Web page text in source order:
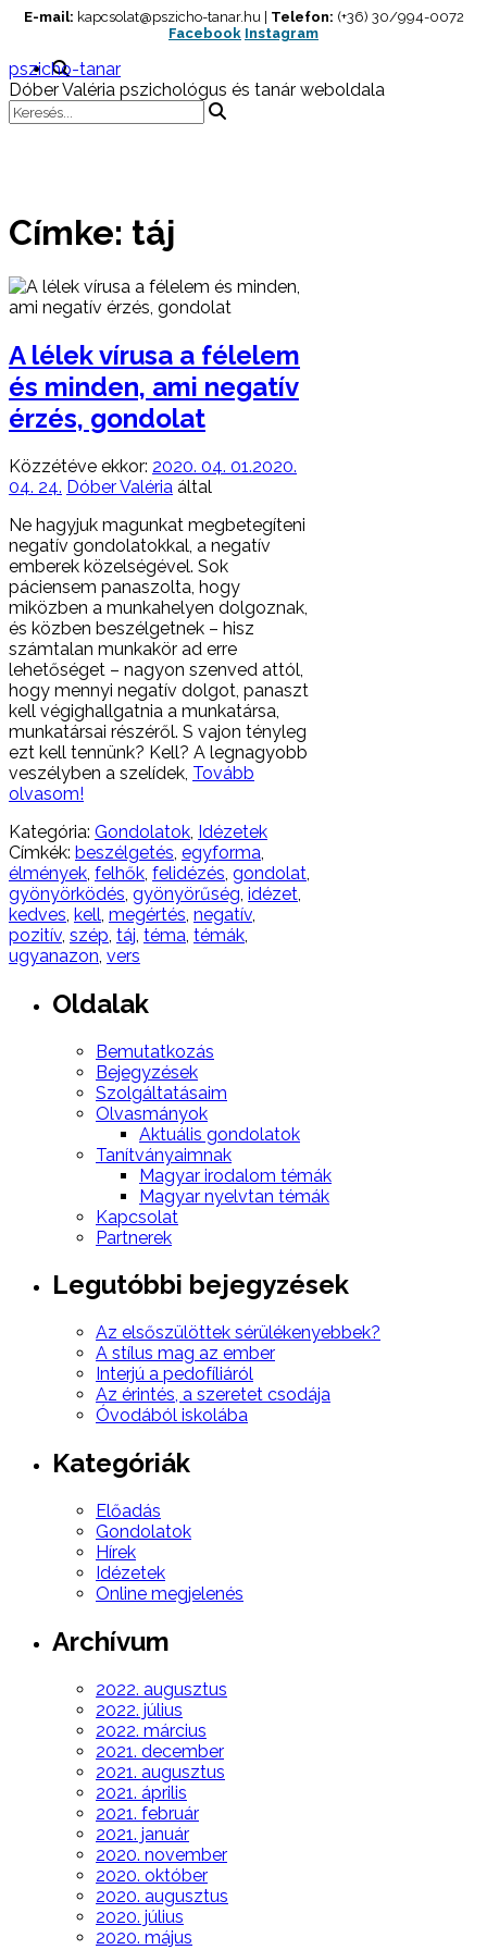
Skip
content
E-mail: kapcsolat@pszicho-tanar.hu | Telefon: (+36) 30/994-0072
Facebook Instagram
pszicho-tanar
Dóber Valéria pszichológus és tanár weboldala
Címke: táj
A lélek vírusa a félelem
és minden, ami negatív
érzés, gondolat
Közzétéve ekkor: 2020. 04. 01.2020.
04. 24. Dóber Valéria által
Ne hagyjuk magunkat megbetegíteni
negatív gondolatokkal, a negatív
emberek közelségével. Sok
páciensem panaszolta, hogy
miközben a munkahelyen dolgoznak,
és közben beszélgetnek – hisz
számtalan munkakör ad erre
lehetőséget – nagyon szenved attól,
hogy mennyi negatív dolgot, panaszt
kell végighallgatnia a munkatársa,
munkatársai részéről. S vajon tényleg
ezt kell tennünk? Kell? A legnagyobb
veszélyben a szelídek, Tovább
olvasom!
Kategória: Gondolatok Idézetek
Címkék: beszélgetés egyforma
élmények felhők felidézés gondolat
gyönyörködés gyönyörűség idézet
kedves kell megértés negatív
pozitív szép táj téma témák
ugyanazon vers
Oldalak
Bemutatkozás
Bejegyzések
Szolgáltatásaim
Olvasmányok
Aktuális gondolatok
Tanítványaimnak
Magyar irodalom témák
Magyar nyelvtan témák
Kapcsolat
Partnerek
Legutóbbi bejegyzések
Az elsőszülöttek sérülékenyebbek?
A stílus mag az ember
Interjú a pedofíliáról
Az érintés, a szeretet csodája
Óvodából iskolába
Kategóriák
Előadás
Gondolatok
Hírek
Idézetek
Online megjelenés
Archívum
2022. augusztus
2022. július
2022. március
2021. december
2021. augusztus
2021. április
2021. február
2021. január
2020. november
2020. október
2020. augusztus
2020. július
2020. május